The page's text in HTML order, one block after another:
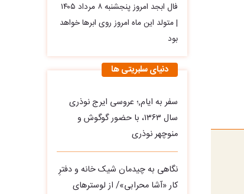
فال ابجد امروز پنجشنبه ۸ مرداد ۱۴۰۵
| متولد این ماه امروز روی ابرها خواهد
بود
دنیای سلبریتی ها
سفر به ایام,؛ عروسی ایرج نوذری
سال ۱۳۶۳، با حضور گوگوش و
منوچهر نوذری
نگاهی به چیدمان شیک خانه و دفترِ
کار «آشا محرابی»/ از لوسترهای